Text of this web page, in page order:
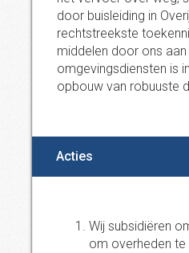
door buisleiding in
rechtstreekste
middelen door ons aan
omgevingsdiensten is
opbouw van robuuste
Acties
Wij subsidiëren
om overheden te